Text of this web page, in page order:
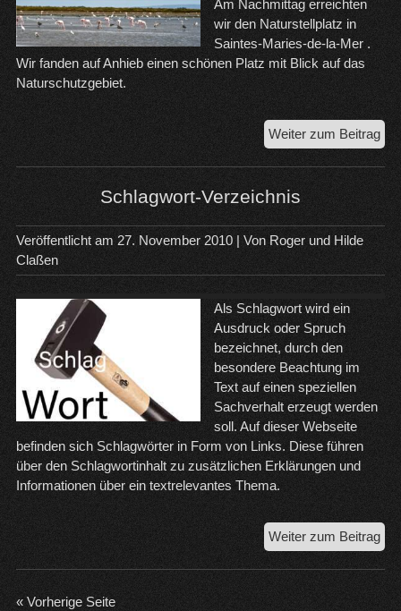
Am Nachmittag erreichten
wir den Naturstellplatz in
Saintes-Maries-de-la-Mer .
Wir fanden auf Anhieb einen schönen Platz mit Blick auf das
Naturschutzgebiet.
Weiter zum Beitrag
de-
und
die
Schlagwort-Verzeichnis
Veröffentlicht am 27. November 2010| VonRoger und Hilde
Claßen
Als Schlagwort wird ein
Ausdruck oder Spruch
bezeichnet, durch den
besondere Beachtung im
Text auf einen speziellen
Sachverhalt erzeugt werden
soll. Auf dieser Webseite
befinden sich Schlagwörter in Form von Links. Diese führen
über den Schlagwortinhalt zu zusätzlichen Erklärungen und
Informationen über ein textrelevantes Thema.
Weiter zum Beitrag
« Vorherige Seite